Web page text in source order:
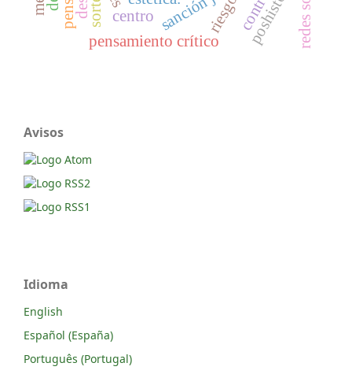
pensamiento crítico
riesgo
centro
Avisos
Idioma
English
Español (España)
Português (Portugal)